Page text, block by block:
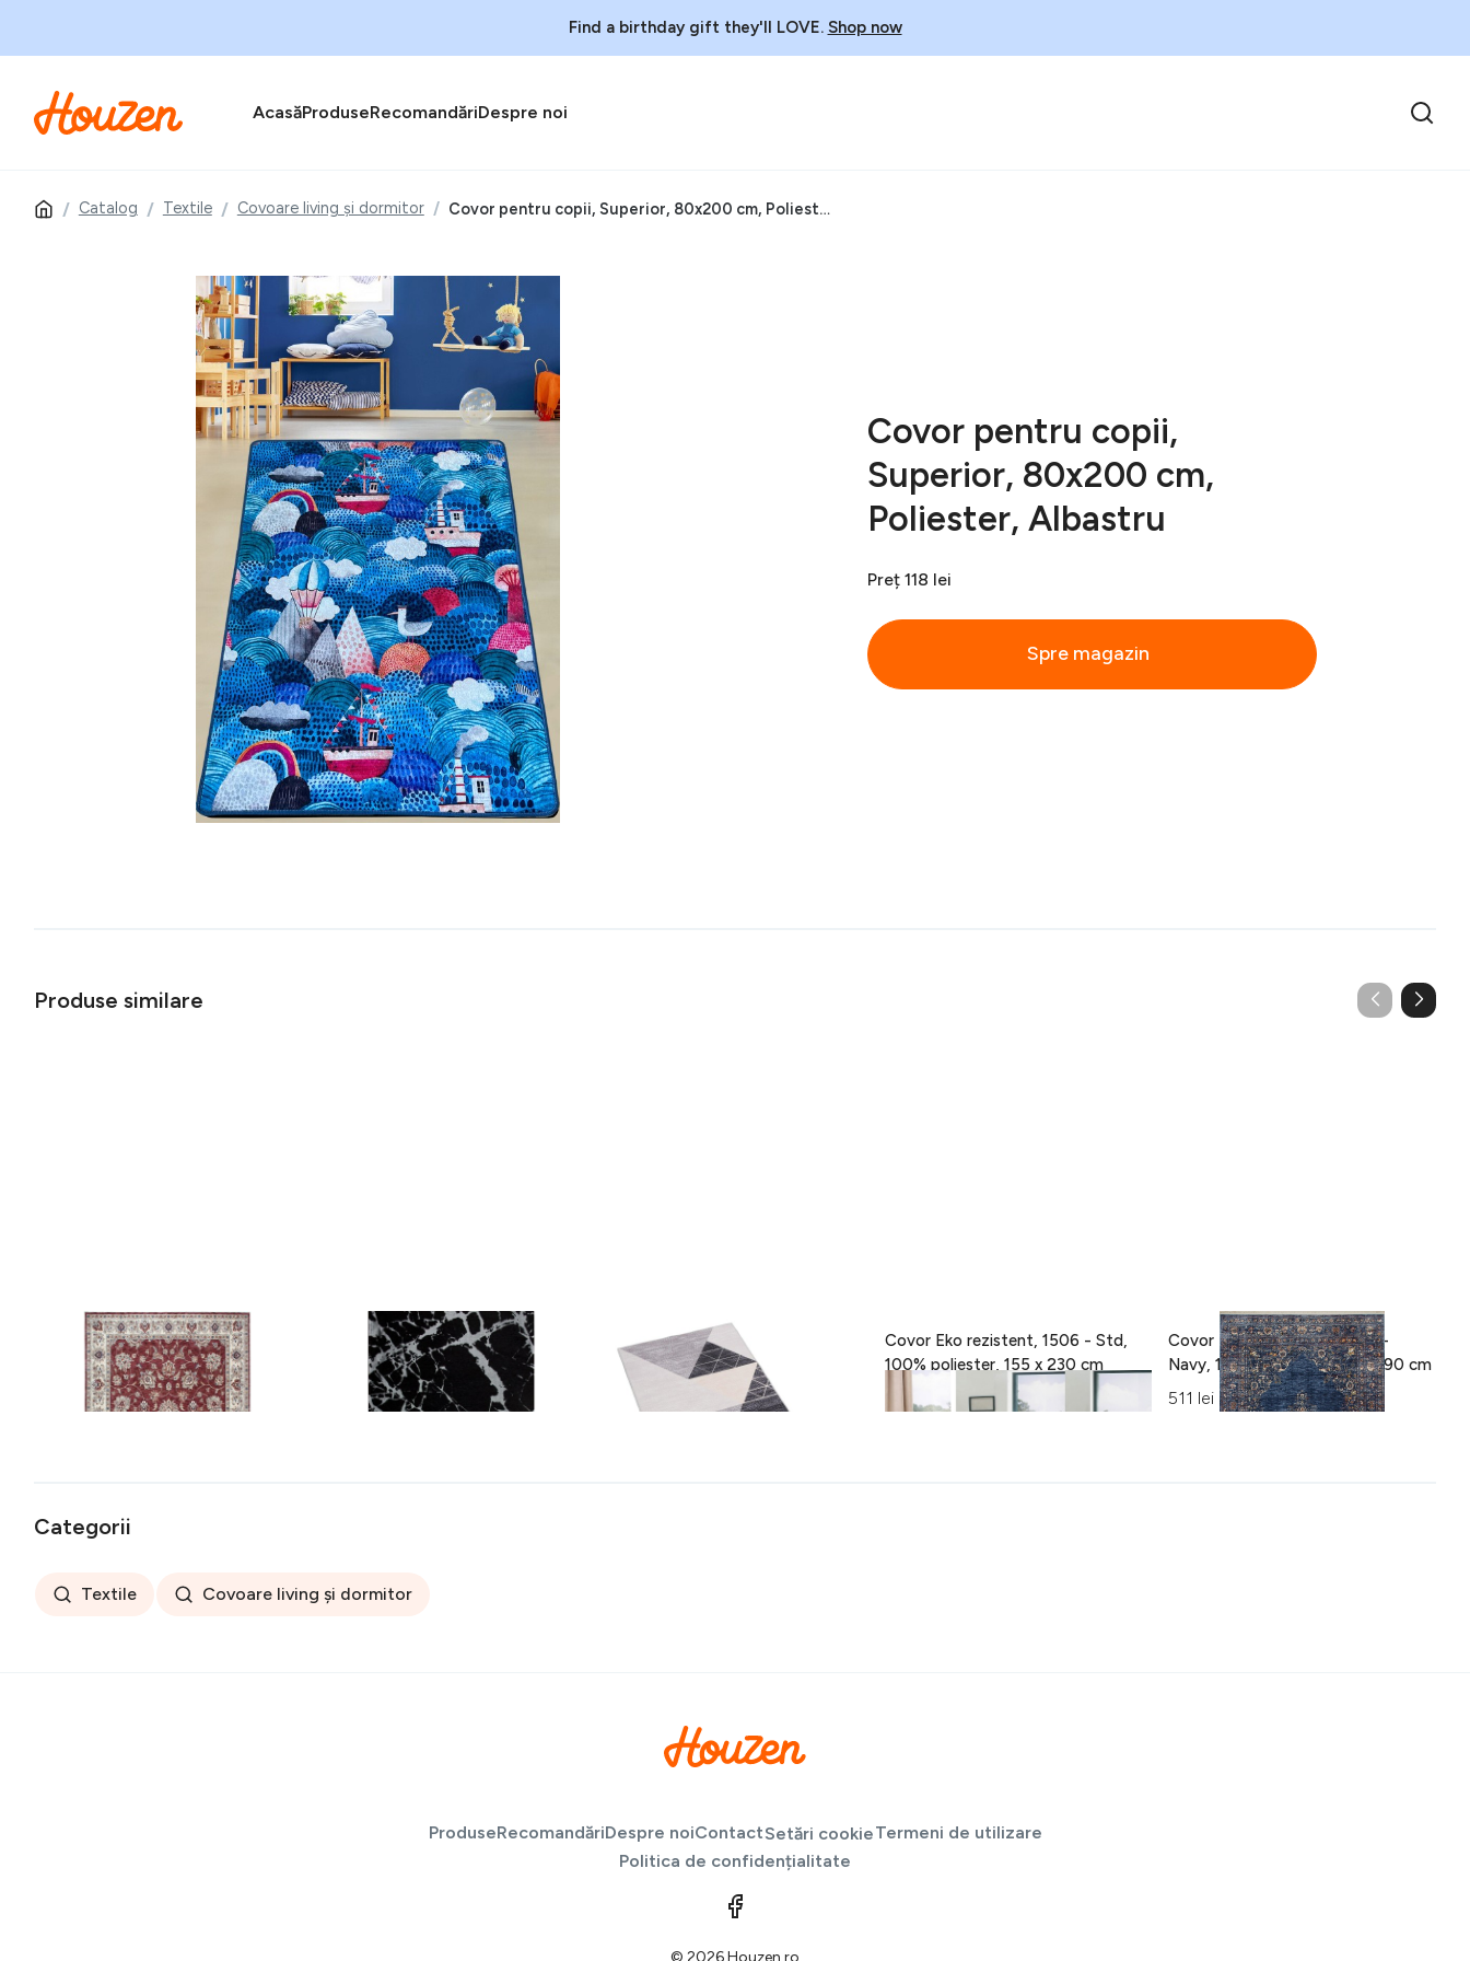
Find a birthday gift they'll LOVE. Shop now
AcasăProduseRecomandăriDespre noi
Catalog Textile Covoare living și dormitor Covor pentru copii, Superior, 80x200 cm, Poliester, Albastru
Covor pentru copii,
Superior, 80x200 cm,
Poliester, Albastru
Preț 118 lei
Spre magazin
Produse similare
Covor rezistent Eko, ALT 05 - Red,
Ivory, 100% poliester, 80 x 150 cm
Covor rezistent SM 21 - Black,
Silver XW, 80x300 cm
441 lei
Covor Eva, Heinner, 160 x 230 cm,
100% poliester, gri
189 lei
Covor Eko rezistent, 1506 - Std,
100% poliester, 155 x 230 cm
418 lei
Covor Eko rezistent, ALT 01 -
Navy, 100% poliester, 130 x 190 cm
511 lei
Categorii
Textile Covoare living și dormitor
ProduseRecomandăriDespre noiContactSetări cookieTermeni de utilizare
Politica de confidențialitate